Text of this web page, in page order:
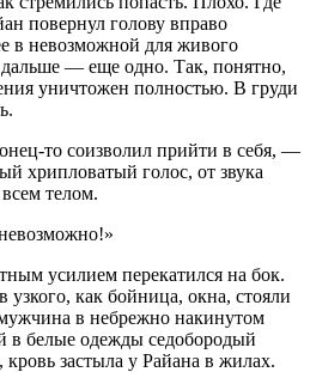
повернул голову вправо
в невозможной для живого
дальше — еще одно. Так, понятно,
уничтожен полностью. В груди
то соизволил прийти в себя, —
хрипловатый голос, от звука
телом.
усилием перекатился на бок.
как бойница, окна, стояли
в небрежно накинутом
в белые одежды седобородый
кровь застыла у Райана в жилах.